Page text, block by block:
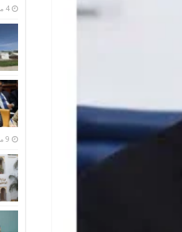
4 مايو، 2026
9 مارس، 2026